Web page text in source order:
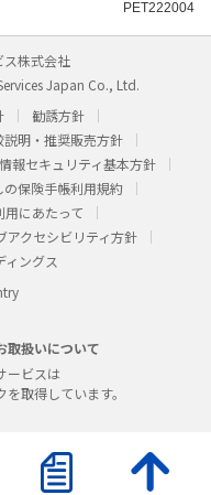
PET222004
ス株式会社
Japan Co., Ltd.
勧誘方針
説明・推奨販売方針
情報セキュリティ基本方針
の保険手帳利用規約
にあたって
アクセシビリティ方針
ィングス
取扱いについて
ービスは
取得しています。